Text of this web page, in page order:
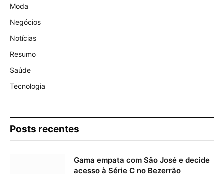
Moda
Negócios
Notícias
Resumo
Saúde
Tecnologia
Posts recentes
Gama empata com São José e decide
acesso à Série C no Bezerrão